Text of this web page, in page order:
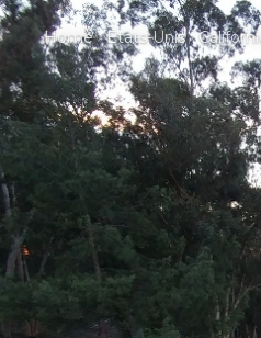
Home États-Unis